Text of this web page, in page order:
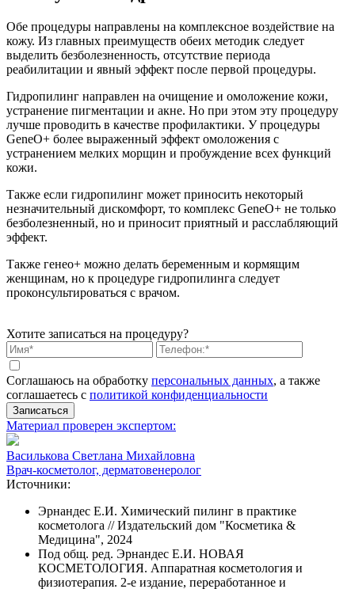
Обе процедуры направлены на комплексное воздействие на
кожу. Из главных преимуществ обеих методик следует
выделить безболезненность, отсутствие периода
реабилитации и явный эффект после первой процедуры.
Гидропилинг направлен на очищение и омоложение кожи,
устранение пигментации и акне. Но при этом эту процедуру
лучше проводить в качестве профилактики. У процедуры
GeneO+ более выраженный эффект омоложения с
устранением мелких морщин и пробуждение всех функций
кожи.
Также если гидропилинг может приносить некоторый
незначительный дискомфорт, то комплекс GeneO+ не только
безболезненный, но и приносит приятный и расслабляющий
эффект.
Также генео+ можно делать беременным и кормящим
женщинам, но к процедуре гидропилинга следует
проконсультироваться с врачом.
Хотите записаться на процедуру?
Соглашаюсь на обработку персональных данных, а также
соглашаетесь c политикой конфиденциальности
Записаться
Материал проверен экспертом:
Василькова Светлана Михайловна
Врач-косметолог, дерматовенеролог
Источники:
Эрнандес Е.И. Химический пилинг в практике
косметолога // Издательский дом "Косметика &
Медицина", 2024
Под общ. ред. Эрнандес Е.И. НОВАЯ
КОСМЕТОЛОГИЯ. Аппаратная косметология и
физиотерапия. 2-е издание, переработанное и